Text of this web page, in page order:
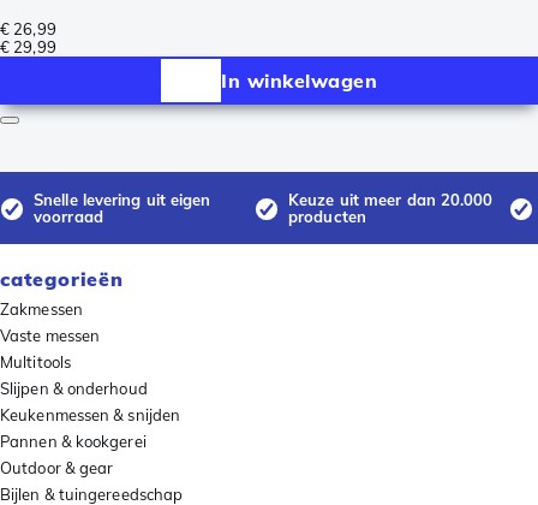
€ 26,99
€ 29,99
In winkelwagen
Snelle levering uit eigen
voorraad
Keuze uit meer dan 20.000
producten
categorieën
Zakmessen
Vaste messen
Multitools
Slijpen & onderhoud
Keukenmessen & snijden
Pannen & kookgerei
Outdoor & gear
Bijlen & tuingereedschap